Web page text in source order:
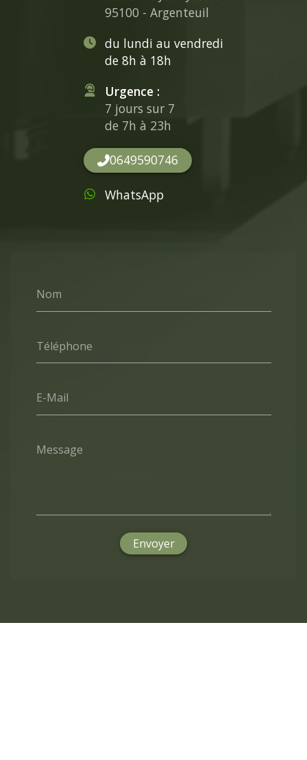
Nom
Téléphone
E-Mail
Message
Envoyer
95100 - Argenteuil
du lundi au vendredi
de 8h à 18h
Urgence :
7 jours sur 7
de 7h à 23h
0649590746
WhatsApp